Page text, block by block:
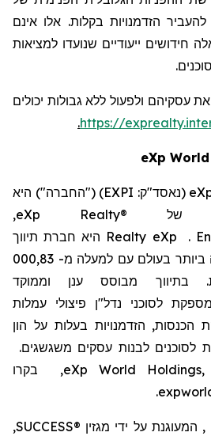
הזדמנויות בקלות. אלו אינם
חידושים ייעודיים שנועדו למציאות
עסקיהם ולפעול ללא גבולות יכולים
https://
.
eXp
(נאסד"ק: EXPI) ("החברה") היא
של eXp Realty®
,
.
eXp
Realty היא חברת תיווך
ביותר בעולם עם למעלה מ- 83
,000
. בתיווך מבוסס ענן וממוקד
לסוכני נדל"ן פיצולי עמלות
הכנסות, הזדמנויות בעלות על הון
לסוכנים לבנות עסקים משגשגים.
eXp World, בקרו
.
, המעוגנת על ידי מגזין SUCCESS®
,